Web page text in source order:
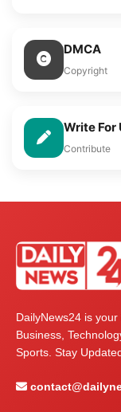
DMCA
Copyright
Write For
Contribute
DailyNews24 is
Business,
Sports. Stay